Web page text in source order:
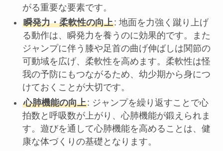
がる重要な要素です。
瞬発力・柔軟性の向上: 地面を力強く蹴り上げ
る動作は、瞬発力を養うのに効果的です。また
ジャンプに伴う膝や足首の曲げ伸ばしは関節の
可動域を広げ、柔軟性を高めます。柔軟性は怪
我の予防にもつながるため、幼少期から身につ
けておくことが大切です。
心肺機能の向上: ジャンプを繰り返すことで心
拍数と呼吸数が上がり、心肺機能が鍛えられま
す。遊びを通して心肺機能を高めることは、健
康な体づくりの基礎となります。